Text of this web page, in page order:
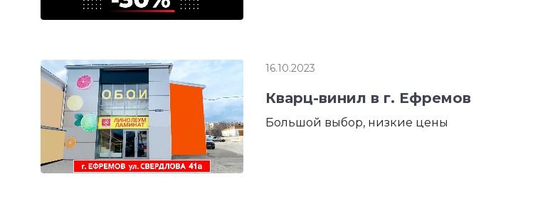
16.10.2023
Кварц-винил в г. Ефремов
Большой выбор, низкие цены